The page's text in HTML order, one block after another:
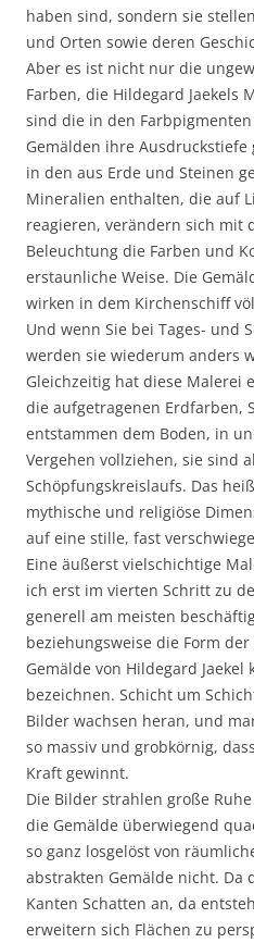
haben sind, sondern sie
und Orten sowie deren
Aber es ist nicht nur die
Farben, die Hildegard Jaekels
sind die in den
Gemälden ihre
in den aus Erde und Steinen
Mineralien enthalten, die auf
reagieren, verändern sich mit
Beleuchtung die Farben und
erstaunliche Weise. Die
wirken in dem Kirchenschiff
Und wenn Sie bei Tages- und
werden sie wiederum anders
Gleichzeitig hat diese Malerei
die aufgetragenen Erdfarben,
entstammen dem Boden, in
Vergehen vollziehen, sie sind
Schöpfungskreislaufs. Das
mythische und religiöse
auf eine stille, fast
Eine äußerst vielschichtige
ich erst im vierten Schritt zu
generell am meisten
beziehungsweise die Form
Gemälde von Hildegard
bezeichnen. Schicht um
Bilder wachsen heran, und
so massiv und grobkörnig,
Kraft gewinnt.
Die Bilder strahlen große
die Gemälde überwiegend
so ganz losgelöst von
abstrakten Gemälde nicht. Da
Kanten Schatten an, da
erweitern sich Flächen zu